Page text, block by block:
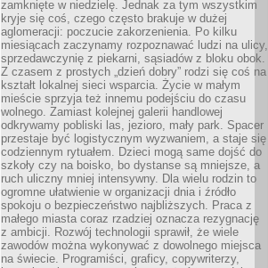
zamknięte w niedzielę. Jednak za tym wszystkim
kryje się coś, czego często brakuje w dużej
aglomeracji: poczucie zakorzenienia. Po kilku
miesiącach zaczynamy rozpoznawać ludzi na ulicy,
sprzedawczynię z piekarni, sąsiadów z bloku obok.
Z czasem z prostych „dzień dobry” rodzi się coś na
kształt lokalnej sieci wsparcia. Życie w małym
mieście sprzyja też innemu podejściu do czasu
wolnego. Zamiast kolejnej galerii handlowej
odkrywamy pobliski las, jezioro, mały park. Spacer
przestaje być logistycznym wyzwaniem, a staje się
codziennym rytuałem. Dzieci mogą same dojść do
szkoły czy na boisko, bo dystanse są mniejsze, a
ruch uliczny mniej intensywny. Dla wielu rodzin to
ogromne ułatwienie w organizacji dnia i źródło
spokoju o bezpieczeństwo najbliższych. Praca z
małego miasta coraz rzadziej oznacza rezygnację
z ambicji. Rozwój technologii sprawił, że wiele
zawodów można wykonywać z dowolnego miejsca
na świecie. Programiści, graficy, copywriterzy,